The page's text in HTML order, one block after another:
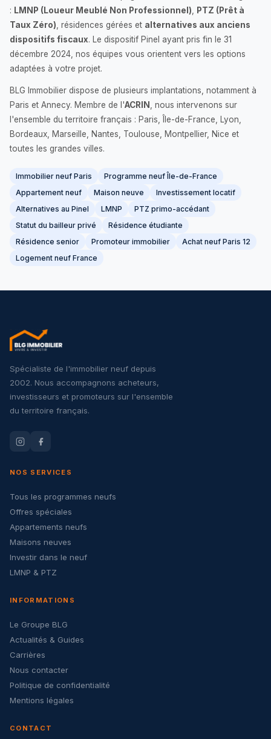
: LMNP (Loueur Meublé Non Professionnel)
PTZ (Prêt à
Taux Zéro) , résidences gérées et alternatives aux anciens
dispositifs fiscaux. Le dispositif Pinel ayant pris fin le 31
décembre 2024, nos équipes vous orientent vers les options
adaptées à votre projet.
BLG Immobilier dispose de plusieurs implantations, notamment à
Paris et Annecy. Membre de l'ACRIN
, nous intervenons sur
l'ensemble du territoire français : Paris, Île-de-France, Lyon,
Bordeaux, Marseille, Nantes, Toulouse, Montpellier, Nice et
toutes les grandes villes.
Immobilier neuf Paris
Programme neuf Île-de-France
Appartement neuf
Maison neuve
Investissement locatif
Alternatives au Pinel
LMNP
PTZ primo-accédant
Statut du bailleur privé
Résidence étudiante
Résidence senior
Promoteur immobilier
Achat neuf Paris 12
Logement neuf France
Spécialiste de l'immobilier neuf depuis
2002. Nous accompagnons acheteurs,
investisseurs et promoteurs sur l'ensemble
du territoire français.
NOS SERVICES
Tous les programmes neufs
Offres spéciales
Appartements neufs
Maisons neuves
Investir dans le neuf
LMNP & PTZ
INFORMATIONS
Le Groupe BLG
Actualités & Guides
Carrières
Nous contacter
Politique de confidentialité
Mentions légales
CONTACT